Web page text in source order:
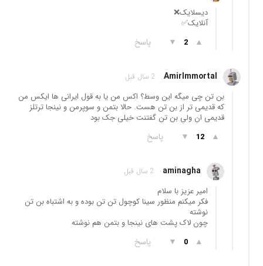
دیسلایک❌️
آنلایک✅
▲
2
▼ پاسخ
AmirImmortal 2 سال قبل
بن تن چی میگه این وسط؟ اکس من یا به قول ایرانی ها ایکس من
که قدیمی تر از بن تن هست. حالا بتمن و سوپرمن و نینجا ترتلز
قدیمی ان ولی بن تن گفتنت خیلی جک بود
▲
12
▼ پاسخ
aminagha 2 سال قبل
امیر عزیز با سلام
فکر میکنم منظور سینا کوچول تن تن بوده و به اشتباه بن تن
نوشته
چون لاک پشت های نینجا و بتمن هم نوشته
▲
0
▼ پاسخ